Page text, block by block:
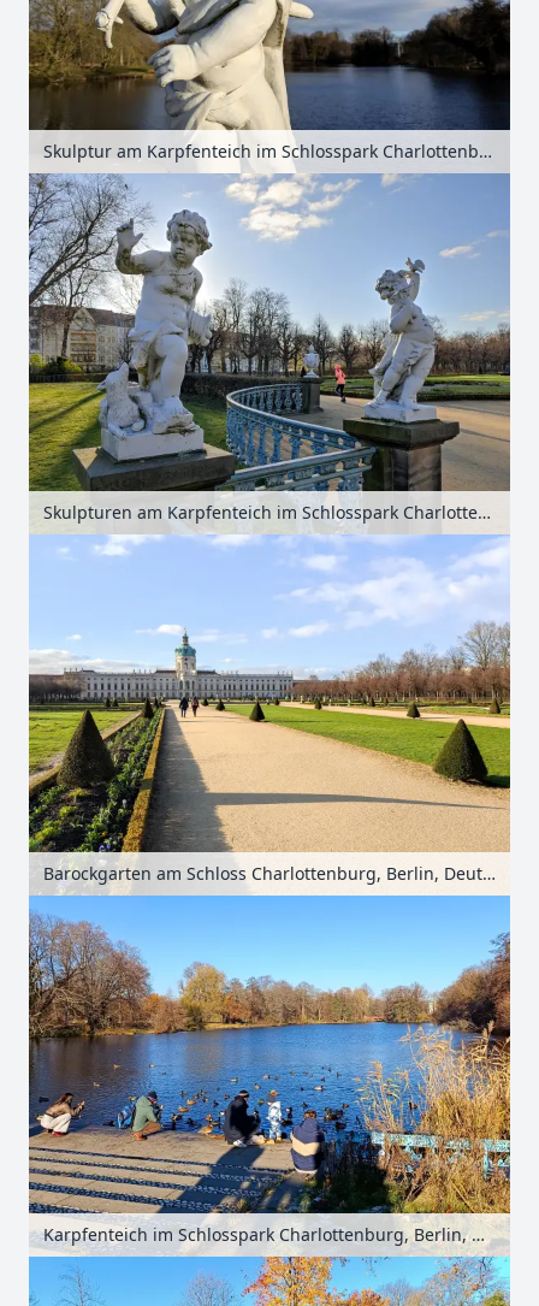
Skulptur am Karpfenteich im Schlosspark Charlottenburg, Berlin, Deutschland
Skulpturen am Karpfenteich im Schlosspark Charlottenburg, Berlin, Deutschland
Barockgarten am Schloss Charlottenburg, Berlin, Deutschland
Karpfenteich im Schlosspark Charlottenburg, Berlin, Deutschland